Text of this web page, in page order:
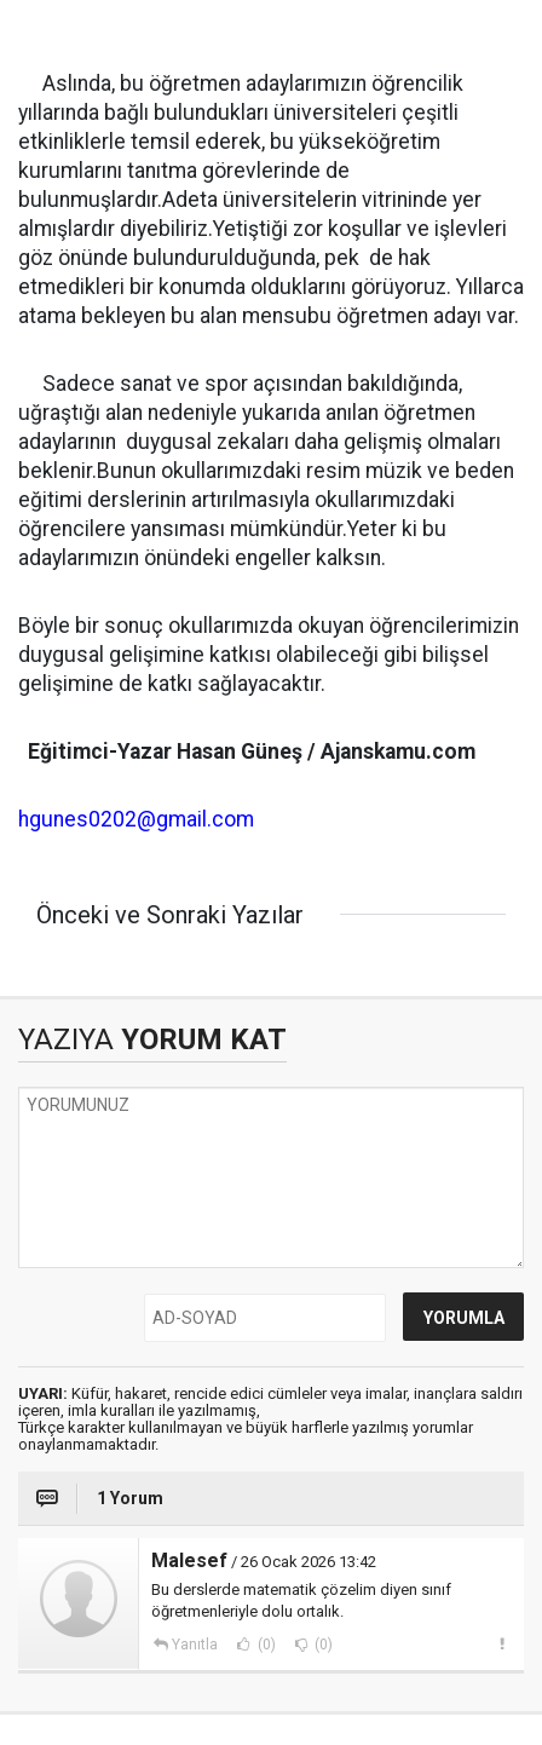
Aslında, bu öğretmen adaylarımızın öğrencilik
yıllarında bağlı bulundukları üniversiteleri çeşitli
etkinliklerle temsil ederek, bu yükseköğretim
kurumlarını tanıtma görevlerinde de
bulunmuşlardır.Adeta üniversitelerin vitrininde yer
almışlardır diyebiliriz.Yetiştiği zor koşullar ve işlevleri
göz önünde bulundurulduğunda, pek de hak
etmedikleri bir konumda olduklarını görüyoruz. Yıllarca
atama bekleyen bu alan mensubu öğretmen adayı var.
Sadece sanat ve spor açısından bakıldığında,
uğraştığı alan nedeniyle yukarıda anılan öğretmen
adaylarının duygusal zekaları daha gelişmiş olmaları
beklenir.Bunun okullarımızdaki resim müzik ve beden
eğitimi derslerinin artırılmasıyla okullarımızdaki
öğrencilere yansıması mümkündür.Yeter ki bu
adaylarımızın önündeki engeller kalksın.
Böyle bir sonuç okullarımızda okuyan öğrencilerimizin
duygusal gelişimine katkısı olabileceği gibi bilişsel
gelişimine de katkı sağlayacaktır.
Eğitimci-Yazar Hasan Güneş / Ajanskamu.com
hgunes0202@gmail.com
Önceki ve Sonraki Yazılar
YAZIYA YORUM KAT
UYARI: Küfür, hakaret, rencide edici cümleler veya imalar, inançlara saldırı
içeren, imla kuralları ile yazılmamış,
Türkçe karakter kullanılmayan ve büyük harflerle yazılmış yorumlar
onaylanmamaktadır.
1 Yorum
Malesef / 26 Ocak 2026 13:42
Bu derslerde matematik çözelim diyen sınıf
öğretmenleriyle dolu ortalık.
Yanıtla (0) (0)